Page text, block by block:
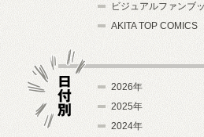
ビジュアルファンブ
AKITA TOP COMICS
2026年
2025年
2024年